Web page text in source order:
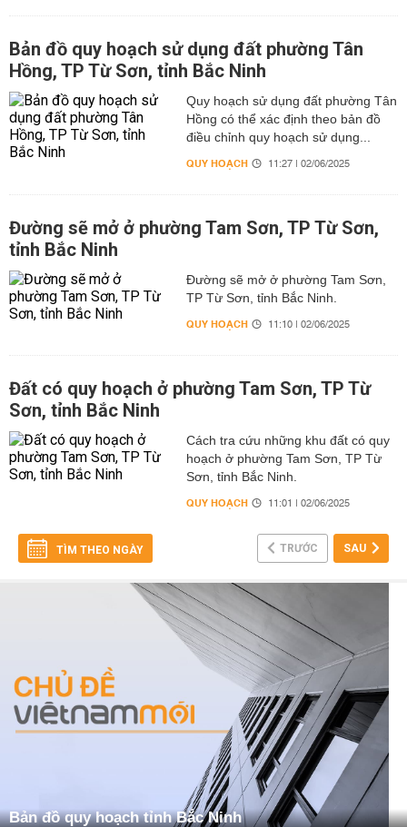
Bản đồ quy hoạch sử dụng đất phường Tân
Hồng, TP Từ Sơn, tỉnh Bắc Ninh
Quy hoạch sử dụng đất phường Tân
Hồng có thể xác định theo bản đồ
điều chỉnh quy hoạch sử dụng...
QUY HOẠCH 11:27 | 02/06/2025
Đường sẽ mở ở phường Tam Sơn, TP Từ Sơn,
tỉnh Bắc Ninh
Đường sẽ mở ở phường Tam Sơn,
TP Từ Sơn, tỉnh Bắc Ninh.
QUY HOẠCH 11:10 | 02/06/2025
Đất có quy hoạch ở phường Tam Sơn, TP Từ
Sơn, tỉnh Bắc Ninh
Cách tra cứu những khu đất có quy
hoạch ở phường Tam Sơn, TP Từ
Sơn, tỉnh Bắc Ninh.
QUY HOẠCH 11:01 | 02/06/2025
TÌM THEO NGÀY TRƯỚC SAU
Bản đồ quy hoạch tỉnh Bắc Ninh